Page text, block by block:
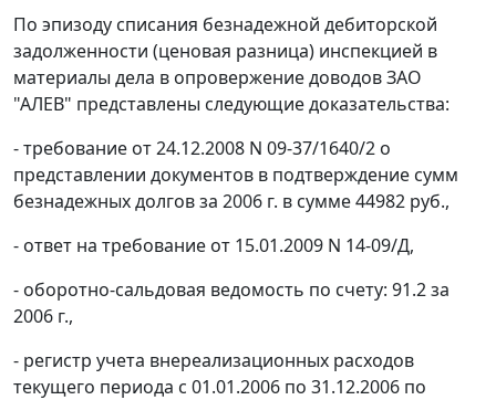
По эпизоду списания безнадежной дебиторской
задолженности (ценовая разница) инспекцией в
материалы дела в опровержение доводов ЗАО
"АЛЕВ" представлены следующие доказательства:
- требование от 24.12.2008 N 09-37/1640/2 о
представлении документов в подтверждение сумм
безнадежных долгов за 2006 г. в сумме 44982 руб.,
- ответ на требование от 15.01.2009 N 14-09/Д,
- оборотно-сальдовая ведомость по счету: 91.2 за
2006 г.,
- регистр учета внереализационных расходов
текущего периода с 01.01.2006 по 31.12.2006 по